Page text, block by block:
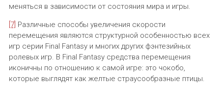
меняться в зависимости от состояния мира и игры.
[7] Различные способы увеличения скорости
перемещения являются структурной особенностью всех
игр серии Final Fantasy и многих других фэнтезийных
ролевых игр. В Final Fantasy средства перемещения
иконичны по отношению к самой игре: это чокобо,
которые выглядят как желтые страусообразные птицы.